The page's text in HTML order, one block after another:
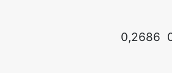
0,2686